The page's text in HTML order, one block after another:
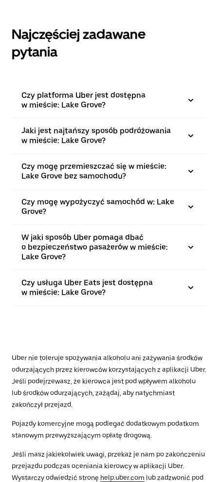
Najczęściej zadawane
pytania
Czy platforma Uber jest dostępna
w mieście: Lake Grove?
Jaki jest najtańszy sposób podróżowania
w mieście: Lake Grove?
Czy mogę przemieszczać się w mieście:
Lake Grove bez samochodu?
Czy mogę wypożyczyć samochód w: Lake
Grove?
W jaki sposób Uber pomaga dbać
o bezpieczeństwo pasażerów w mieście:
Lake Grove?
Czy usługa Uber Eats jest dostępna
w mieście: Lake Grove?
Uber nie toleruje spożywania alkoholu ani zażywania środków
odurzających przez kierowców korzystających z aplikacji Uber.
Jeśli podejrzewasz, że kierowca jest pod wpływem alkoholu
lub środków odurzających, zażądaj, aby natychmiast
zakończył przejazd.
Pojazdy komercyjne mogą podlegać dodatkowym podatkom
stanowym przewyższającym opłatę drogową.
Jeśli masz jakiekolwiek uwagi, przekaż je nam po zakończeniu
przejazdu podczas oceniania kierowcy w aplikacji Uber.
Wystarczy odwiedzić stronę help.uber.com lub zadzwonić pod